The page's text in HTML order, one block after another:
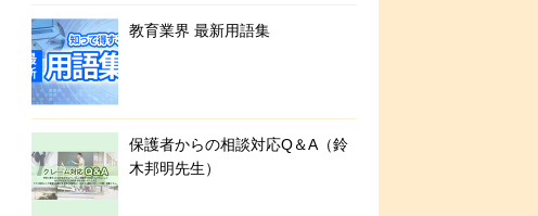
教育業界 最新用語集
保護者からの相談対応Q＆A（鈴
木邦明先生）